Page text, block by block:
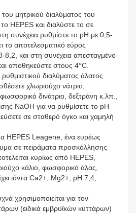
μητρικού διαλύματος του
HEPES και διαλύστε το σε
συνέχεια ρυθμίστε το pH με 0,5-
το αποτελεσματικό εύρος
8,2, και στη συνέχεια απεσταγμένο
αποθηκεύστε στους 4°C.
διαλύματος άλατος
χλωριούχο νάτριο,
δινάτριο, δεξτράνη κ.λπ.,
NaOH για να ρυθμίσετε το pH
σε σταθερό όγκο και χαμηλή
HEPES Leagene, ένα ευρέως
σε πειράματα προσκόλλησης
κυρίως από HEPES,
κάλιο, φωσφορικό άλας,
ιόντα Ca2+, Mg2+, pH 7,4,
χρησιμοποιείται για τον
(ειδικά εμβρυϊκών κυττάρων)